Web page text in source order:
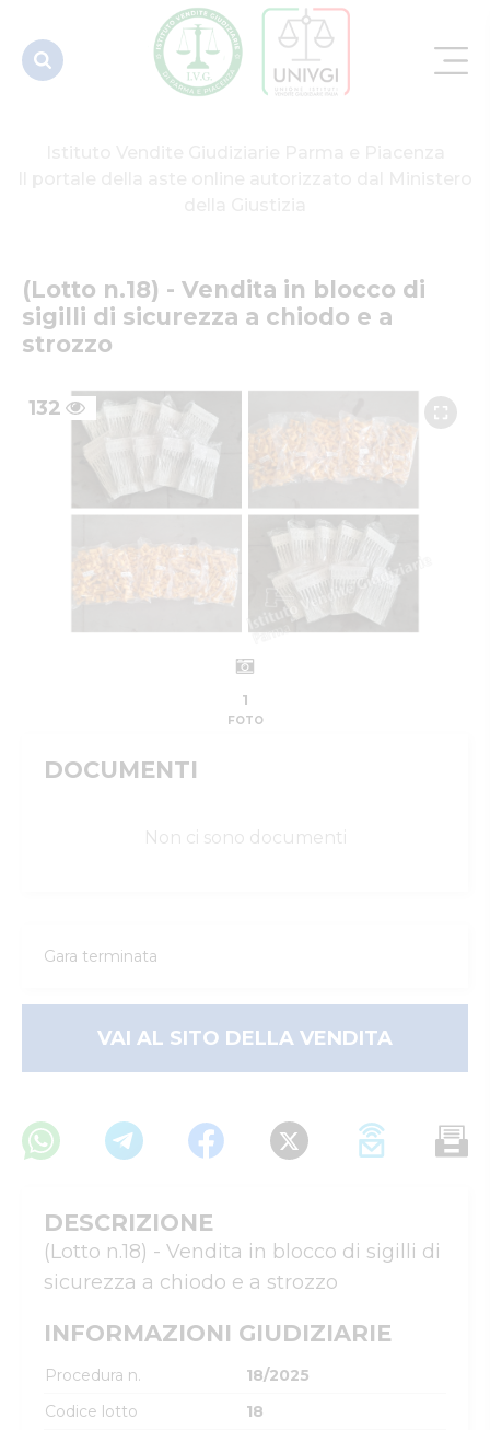
strozzo
(Lotto n.18) - Vendita in blocco di
sigilli di sicurezza a chiodo e a
strozzo
132
1
FOTO
DOCUMENTI
Non ci sono documenti
Gara terminata
VAI AL SITO DELLA VENDITA
DESCRIZIONE
(Lotto n.18) - Vendita in blocco di sigilli di
sicurezza a chiodo e a strozzo
INFORMAZIONI GIUDIZIARIE
Procedura n.
18/2025
Codice lotto
18